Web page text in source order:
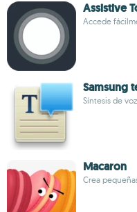
Assistive
Accede
Samsung
Síntesis de
Macaron
Crea